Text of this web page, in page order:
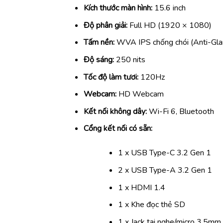
Kích thước màn hình:15.6 inch
Độ phân giải:Full HD (1920 × 1080)
Tấm nền:WVA IPS chống chói (Anti-
Độ sáng:250 nits
Tốc độ làm tươi:120Hz
Webcam:HD Webcam
Kết nối không dây:Wi-Fi 6, Bluetooth
Cổng kết nối có sẵn:
1 x USB Type-C 3.2 Gen 1
2 x USB Type-A 3.2 Gen 1
1 x HDMI 1.4
1 x Khe đọc thẻ SD